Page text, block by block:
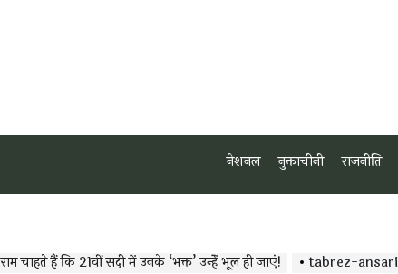
नेशनल नुक्ताचीनी राजनीति
राम चाहते हैं कि 21वीं सदी में उनके ‘भक्त’ उन्हेंं भूल ही जाएं! tabrez-ansari